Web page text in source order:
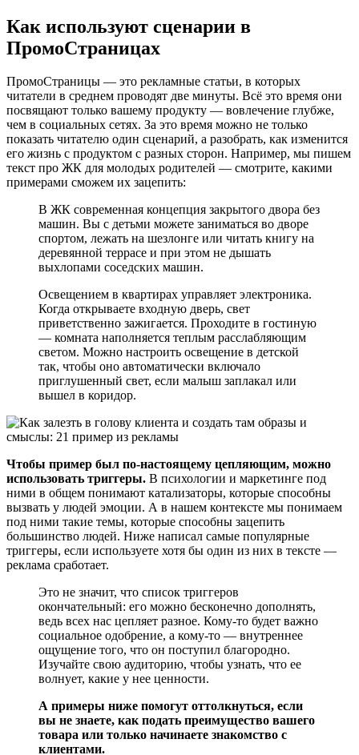
Как используют сценарии в
ПромоСтраницах
ПромоСтраницы — это рекламные статьи, в которых
читатели в среднем проводят две минуты. Всё это время они
посвящают только вашему продукту — вовлечение глубже,
чем в социальных сетях. За это время можно не только
показать читателю один сценарий, а разобрать, как изменится
его жизнь с продуктом с разных сторон. Например, мы пишем
текст про ЖК для молодых родителей — смотрите, какими
примерами сможем их зацепить:
В ЖК современная концепция закрытого двора без
машин. Вы с детьми можете заниматься во дворе
спортом, лежать на шезлонге или читать книгу на
деревянной террасе и при этом не дышать
выхлопами соседских машин.
Освещением в квартирах управляет электроника.
Когда открываете входную дверь, свет
приветственно зажигается. Проходите в гостиную
— комната наполняется теплым расслабляющим
светом. Можно настроить освещение в детской
так, чтобы оно автоматически включало
приглушенный свет, если малыш заплакал или
вышел в коридор.
Чтобы пример был по-настоящему цепляющим, можно
использовать триггеры. В психологии и маркетинге под
ними в общем понимают катализаторы, которые способны
вызвать у людей эмоции. А в нашем контексте мы понимаем
под ними такие темы, которые способны зацепить
большинство людей. Ниже написал самые популярные
триггеры, если используете хотя бы один из них в тексте —
реклама сработает.
Это не значит, что список триггеров
окончательный: его можно бесконечно дополнять,
ведь всех нас цепляет разное. Кому-то будет важно
социальное одобрение, а кому-то — внутреннее
ощущение того, что он поступил благородно.
Изучайте свою аудиторию, чтобы узнать, что ее
волнует, какие у нее ценности.
А примеры ниже помогут оттолкнуться, если
вы не знаете, как подать преимущество вашего
товара или только начинаете знакомство с
клиентами.